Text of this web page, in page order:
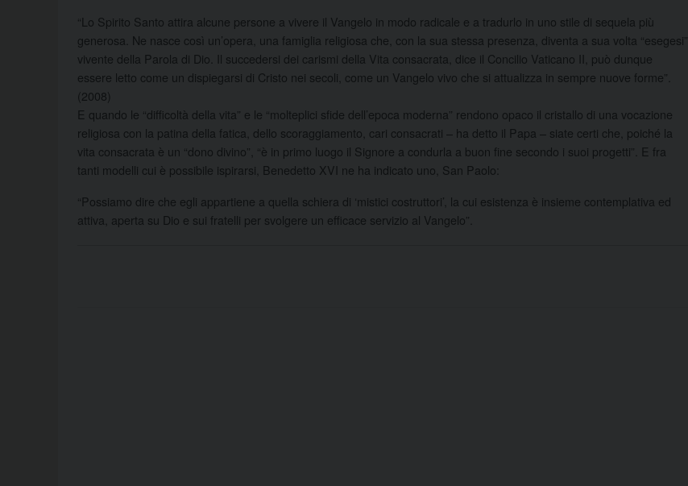
“Lo Spirito Santo attira alcune persone a vivere il Vangelo in modo radicale e a tradurlo in uno stile di sequela più
generosa. Ne nasce così un’opera, una famiglia religiosa che, con la sua stessa presenza, diventa a sua volta “esegesi”
vivente della Parola di Dio. Il succedersi dei carismi della Vita consacrata, dice il Concilio Vaticano II, può dunque
essere letto come un dispiegarsi di Cristo nei secoli, come un Vangelo vivo che si attualizza in sempre nuove forme”.
(2008)
E quando le “difficoltà della vita” e le “molteplici sfide dell’epoca moderna” rendono opaco il cristallo di una vocazione
religiosa con la patina della fatica, dello scoraggiamento, cari consacrati – ha detto il Papa – siate certi che, poiché la
vita consacrata è un “dono divino”, “è in primo luogo il Signore a condurla a buon fine secondo i suoi progetti”. E fra
tanti modelli cui è possibile ispirarsi, Benedetto XVI ne ha indicato uno, San Paolo:
“Possiamo dire che egli appartiene a quella schiera di ‘mistici costruttori’, la cui esistenza è insieme contemplativa ed
attiva, aperta su Dio e sui fratelli per svolgere un efficace servizio al Vangelo”.